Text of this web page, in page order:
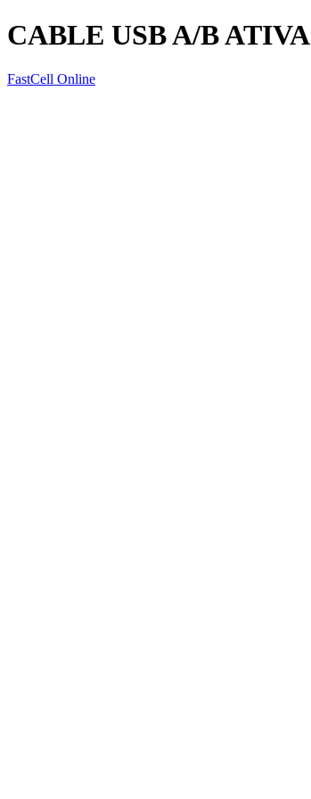
CABLE USB A/B ATIVA
FastCell Online